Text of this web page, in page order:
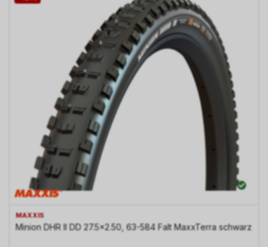
MAXXIS
Minion DHR II DD 27.5x2.50, 63-584 Falt MaxxTerra schwarz